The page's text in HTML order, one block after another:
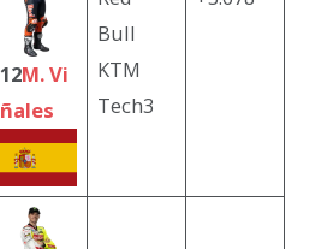
12M. Vi
ñales
Bull
KTM
Tech3